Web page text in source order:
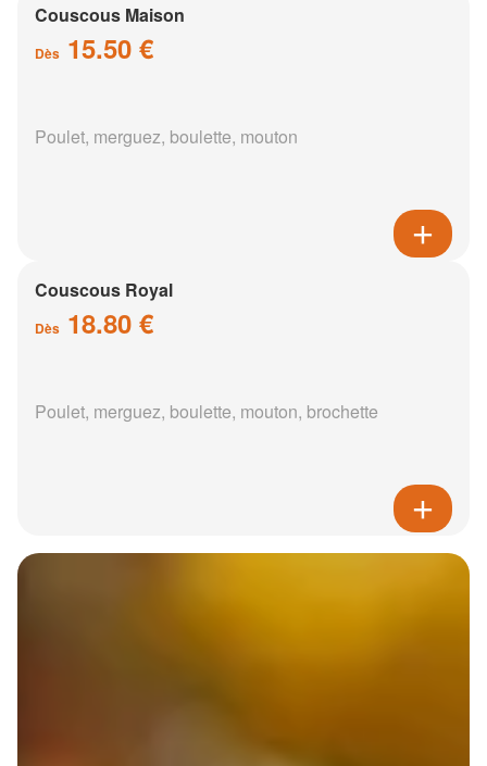
Couscous Maison
Dès 15.50 €
Poulet, merguez, boulette, mouton
Couscous Royal
Dès 18.80 €
Poulet, merguez, boulette, mouton, brochette